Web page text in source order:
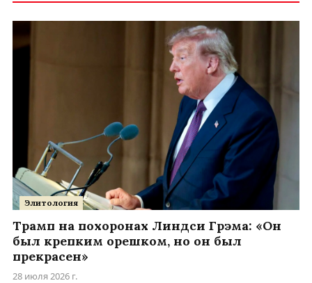
Элитология
Трамп на похоронах Линдси Грэма: «Он
был крепким орешком, но он был
прекрасен»
28 июля 2026 г.